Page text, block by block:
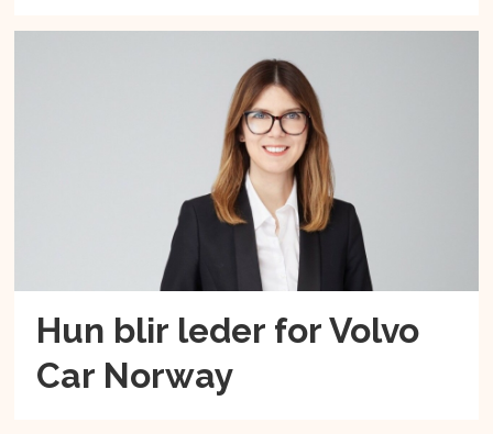
Hun blir leder for Volvo
Car Norway